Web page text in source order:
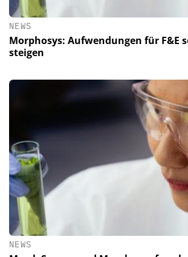
NEWS
Morphosys: Aufwendungen für F&E
steigen
NEWS